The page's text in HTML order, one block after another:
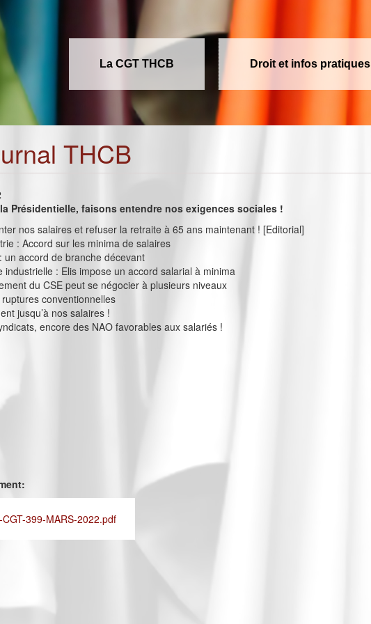
La CGT THCB Droit et infos pratiques
THCB
Présidentielle, faisons entendre nos exigences sociales !
nos salaires et refuser la retraite à 65 ans maintenant ! [Editorial]
: Accord sur les minima de salaires
un accord de branche décevant
industrielle : Elis impose un accord salarial à minima
du CSE peut se négocier à plusieurs niveaux
conventionnelles
jusqu’à nos salaires !
encore des NAO favorables aux salariés !
399-MARS-2022.pdf